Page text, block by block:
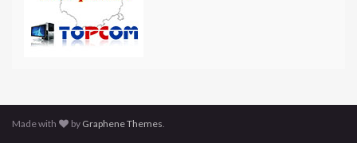
Made with by Graphene Themes.